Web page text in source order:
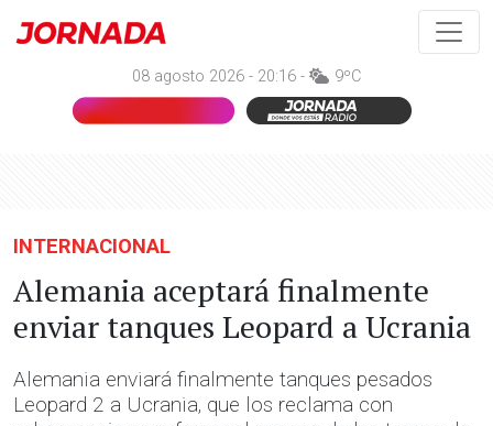
08 agosto 2026 - 20:16 - 9ºC
INTERNACIONAL
Alemania aceptará finalmente
enviar tanques Leopard a Ucrania
Alemania enviará finalmente tanques pesados
Leopard 2 a Ucrania, que los reclama con